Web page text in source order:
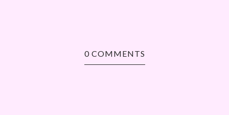
0 COMMENTS